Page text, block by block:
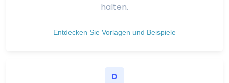
halten.
Entdecken Sie Vorlagen und Beispiele
D